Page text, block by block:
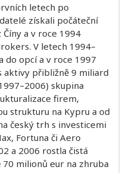
letech po
získali počáteční
a v roce 1994
V letech 1994–
do opcí a v roce 1997
aktivy přibližně 9 miliard
skupina
firem,
strukturu na Kypru a od
český trh s investicemi
Fortuna či Aero
a 2006 rostla čistá
milionů eur na zhruba